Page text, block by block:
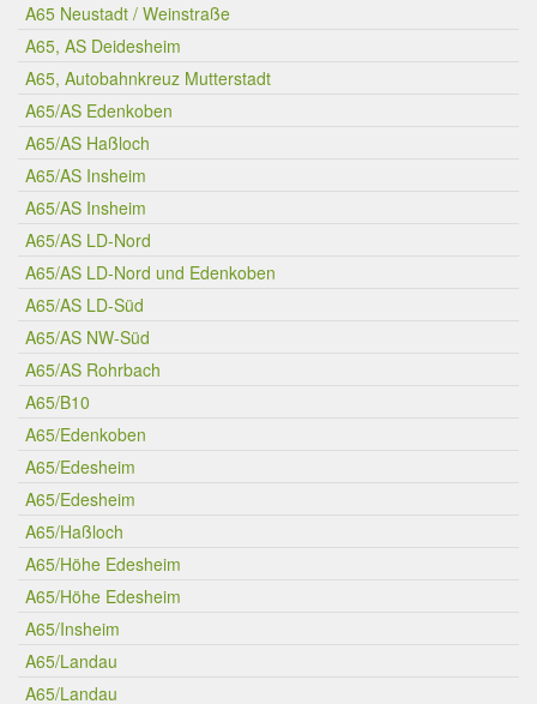
A65 Neustadt / Weinstraße
A65, AS Deidesheim
A65, Autobahnkreuz Mutterstadt
A65/AS Edenkoben
A65/AS Haßloch
A65/AS Insheim
A65/AS Insheim
A65/AS LD-Nord
A65/AS LD-Nord und Edenkoben
A65/AS LD-Süd
A65/AS NW-Süd
A65/AS Rohrbach
A65/B10
A65/Edenkoben
A65/Edesheim
A65/Edesheim
A65/Haßloch
A65/Höhe Edesheim
A65/Höhe Edesheim
A65/Insheim
A65/Landau
A65/Landau